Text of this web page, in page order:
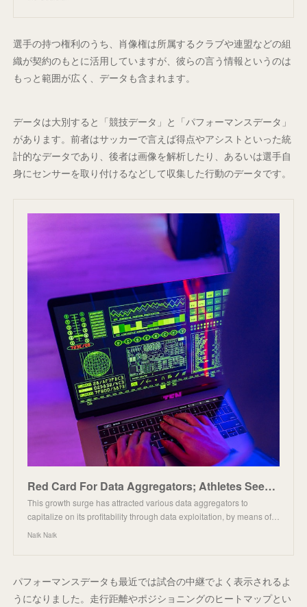
選手の持つ権利のうち、肖像権は所属するクラブや連盟などの組
織が契約のもとに活用していますが、彼らの言う情報というのは
もっと範囲が広く、データも含まれます。
データは大別すると「競技データ」と「パフォーマンスデータ」
があります。前者はサッカーで言えば得点やアシストといった統
計的なデータであり、後者は画像を解析したり、あるいは選手自
身にセンサーを取り付けるなどして収集した行動のデータです。
Red Card For Data Aggregators; Athletes Seek To Reclaim Control Over Performance Data - Naik Naik
This growth surge has attracted various data aggregators to
capitalize on its profitability through data exploitation, by means of…
Naik Naik
パフォーマンスデータも最近では試合の中継でよく表示されるよ
うになりました。走行距離やポジショニングのヒートマップとい